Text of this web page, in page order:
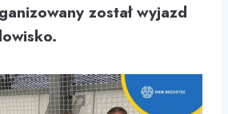
został wyjazd